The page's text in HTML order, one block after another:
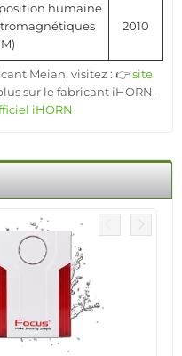
humaine
2010
Meian, visitez : 👉site
sur le fabricant iHORN,
iHORN